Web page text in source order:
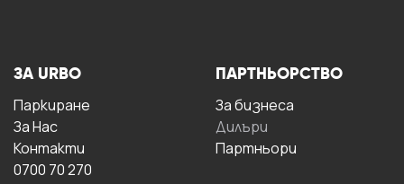
ЗА URBO
Паркиране
За Hас
Контакти
0700 70 270
ПАРТНЬОРСТВО
За бизнесa
Дилъри
Партньори